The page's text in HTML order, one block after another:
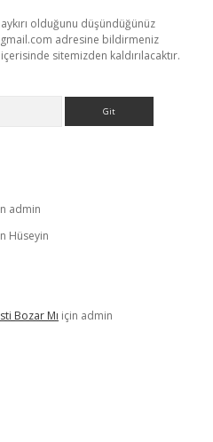
olduğunu düşündüğünüz
adresine bildirmeniz
sitemizden kaldırılacaktır.
admin
Hüseyin
Bozar Mı için admin